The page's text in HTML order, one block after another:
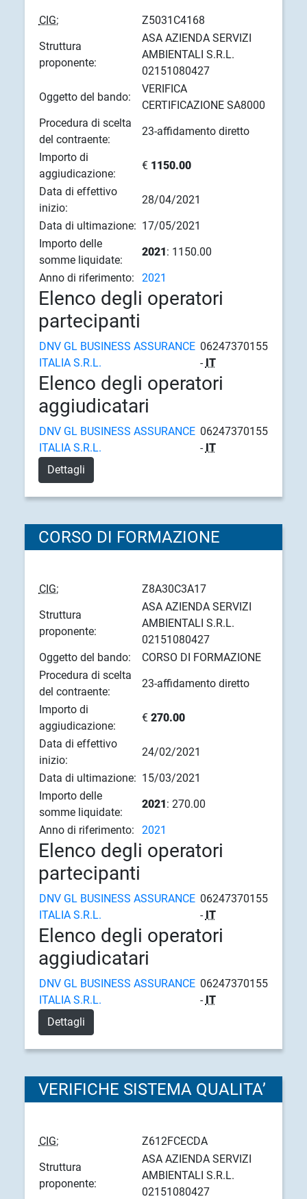
CIG:
Z5031C4168
Struttura
proponente:
ASA AZIENDA SERVIZI
AMBIENTALI S.R.L.
02151080427
Oggetto del bando:
VERIFICA
CERTIFICAZIONE SA8000
Procedura di scelta
del contraente:
23-affidamento diretto
Importo di
aggiudicazione:
€ 1150.00
Data di effettivo
inizio:
28/04/2021
Data di ultimazione: 17/05/2021
Importo delle
somme liquidate:
2021: 1150.00
Anno di riferimento:
2021
Elenco degli operatori
partecipanti
DNV GL BUSINESS ASSURANCE
ITALIA S.R.L.
06247370155
- IT
Elenco degli operatori
aggiudicatari
DNV GL BUSINESS ASSURANCE
ITALIA S.R.L.
06247370155
- IT
Dettagli
CORSO DI FORMAZIONE
CIG:
Z8A30C3A17
Struttura
proponente:
ASA AZIENDA SERVIZI
AMBIENTALI S.R.L.
02151080427
Oggetto del bando:
CORSO DI FORMAZIONE
Procedura di scelta
del contraente:
23-affidamento diretto
Importo di
aggiudicazione:
€ 270.00
Data di effettivo
inizio:
24/02/2021
Data di ultimazione: 15/03/2021
Importo delle
somme liquidate:
2021: 270.00
Anno di riferimento:
2021
Elenco degli operatori
partecipanti
DNV GL BUSINESS ASSURANCE
ITALIA S.R.L.
06247370155
- IT
Elenco degli operatori
aggiudicatari
DNV GL BUSINESS ASSURANCE
ITALIA S.R.L.
06247370155
- IT
Dettagli
VERIFICHE SISTEMA QUALITA’
CIG:
Z612FCECDA
Struttura
proponente:
ASA AZIENDA SERVIZI
AMBIENTALI S.R.L.
02151080427